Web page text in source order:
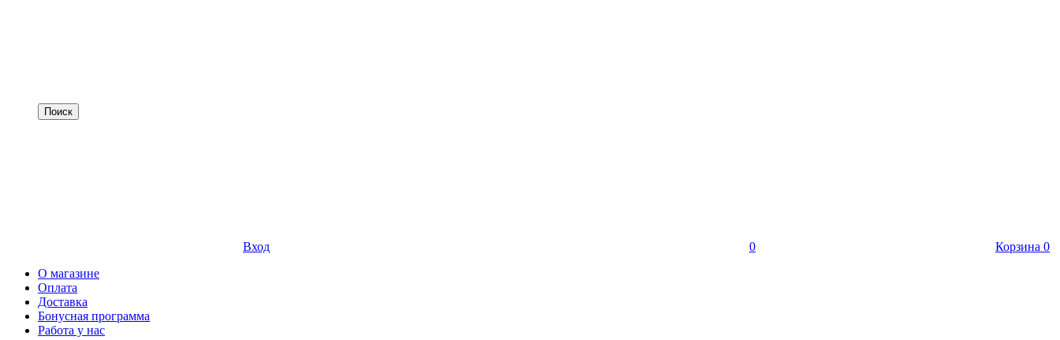
Вход 0 Корзина 0
О магазине
Оплата
Доставка
Бонусная программа
Работа у нас